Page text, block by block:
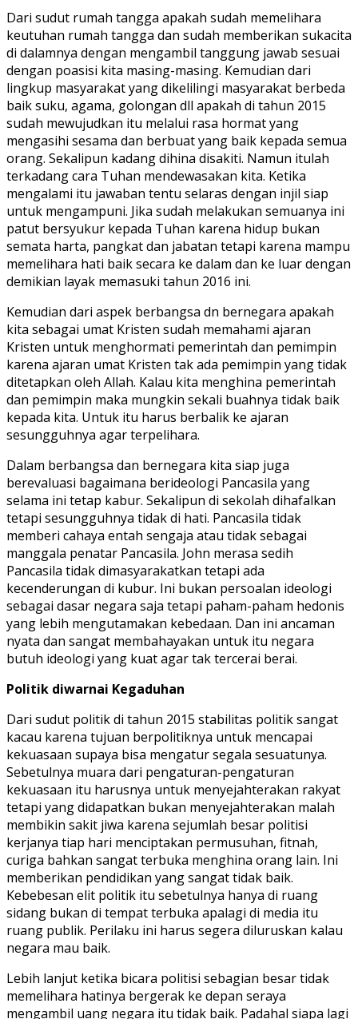
Dari sudut rumah tangga apakah sudah memelihara
keutuhan rumah tangga dan sudah memberikan sukacita
di dalamnya dengan mengambil tanggung jawab sesuai
dengan poasisi kita masing-masing. Kemudian dari
lingkup masyarakat yang dikelilingi masyarakat berbeda
baik suku, agama, golongan dll apakah di tahun 2015
sudah mewujudkan itu melalui rasa hormat yang
mengasihi sesama dan berbuat yang baik kepada semua
orang. Sekalipun kadang dihina disakiti. Namun itulah
terkadang cara Tuhan mendewasakan kita. Ketika
mengalami itu jawaban tentu selaras dengan injil siap
untuk mengampuni. Jika sudah melakukan semuanya ini
patut bersyukur kepada Tuhan karena hidup bukan
semata harta, pangkat dan jabatan tetapi karena mampu
memelihara hati baik secara ke dalam dan ke luar dengan
demikian layak memasuki tahun 2016 ini.
Kemudian dari aspek berbangsa dn bernegara apakah
kita sebagai umat Kristen sudah memahami ajaran
Kristen untuk menghormati pemerintah dan pemimpin
karena ajaran umat Kristen tak ada pemimpin yang tidak
ditetapkan oleh Allah. Kalau kita menghina pemerintah
dan pemimpin maka mungkin sekali buahnya tidak baik
kepada kita. Untuk itu harus berbalik ke ajaran
sesungguhnya agar terpelihara.
Dalam berbangsa dan bernegara kita siap juga
berevaluasi bagaimana berideologi Pancasila yang
selama ini tetap kabur. Sekalipun di sekolah dihafalkan
tetapi sesungguhnya tidak di hati. Pancasila tidak
memberi cahaya entah sengaja atau tidak sebagai
manggala penatar Pancasila. John merasa sedih
Pancasila tidak dimasyarakatkan tetapi ada
kecenderungan di kubur. Ini bukan persoalan ideologi
sebagai dasar negara saja tetapi paham-paham hedonis
yang lebih mengutamakan kebedaan. Dan ini ancaman
nyata dan sangat membahayakan untuk itu negara
butuh ideologi yang kuat agar tak tercerai berai.
Politik diwarnai Kegaduhan
Dari sudut politik di tahun 2015 stabilitas politik sangat
kacau karena tujuan berpolitiknya untuk mencapai
kekuasaan supaya bisa mengatur segala sesuatunya.
Sebetulnya muara dari pengaturan-pengaturan
kekuasaan itu harusnya untuk menyejahterakan rakyat
tetapi yang didapatkan bukan menyejahterakan malah
membikin sakit jiwa karena sejumlah besar politisi
kerjanya tiap hari menciptakan permusuhan, fitnah,
curiga bahkan sangat terbuka menghina orang lain. Ini
memberikan pendidikan yang sangat tidak baik.
Kebebesan elit politik itu sebetulnya hanya di ruang
sidang bukan di tempat terbuka apalagi di media itu
ruang publik. Perilaku ini harus segera diluruskan kalau
negara mau baik.
Lebih lanjut ketika bicara politisi sebagian besar tidak
memelihara hatinya bergerak ke depan seraya
mengambil uang negara itu tidak baik. Padahal siapa lagi